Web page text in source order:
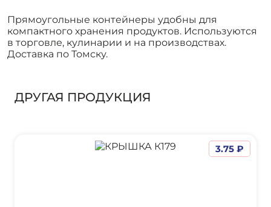
Прямоугольные контейнеры удобны для
компактного хранения продуктов. Используются
в торговле, кулинарии и на производствах.
Доставка по Томску.
ДРУГАЯ ПРОДУКЦИЯ
3.75 ₽